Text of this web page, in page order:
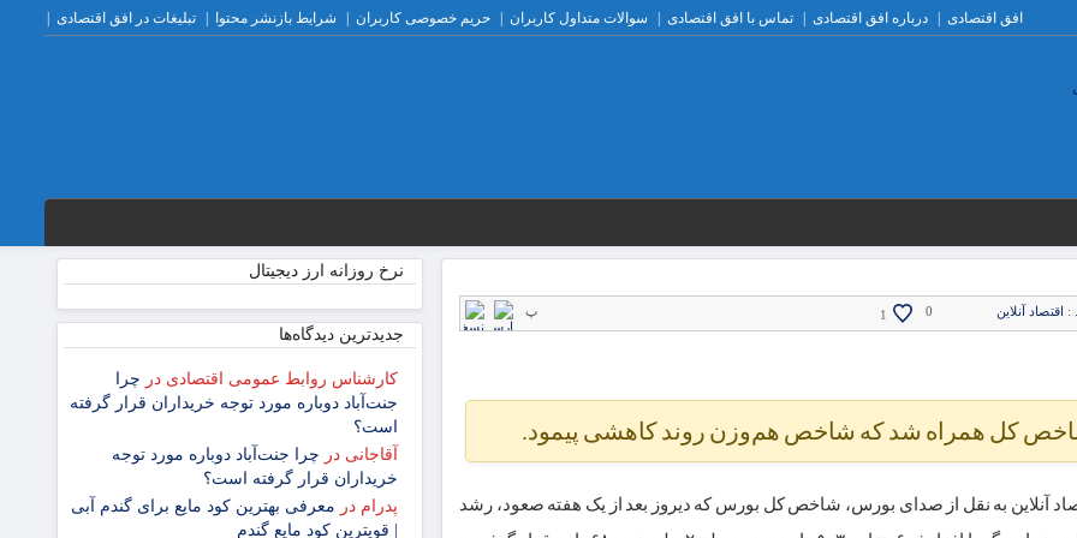
افق اقتصادی درباره افق اقتصادی تماس با افق اقتصادی سوالات متداول کاربران حریم خصوصی کاربران شرایط بازنشر محتوا تبلیغات در افق اقتصادی
: اقتصاد آنلاین 0
1 پ
کل همراه شد که شاخص هم‌وزن روند کاهشی پیمود.
آنلاین به نقل از صدای بورس، شاخص کل بورس که دیروز بعد از یک هفته صعود، رشد
نرخ روزانه ارز دیجیتال
جدیدترین دیدگاه‌‌ها
کارشناس روابط عمومی اقتصادی در چرا
جنت‌آباد دوباره مورد توجه خریداران قرار گرفته
است؟
آقاجانی در چرا جنت‌آباد دوباره مورد توجه
خریداران قرار گرفته است؟
پدرام در معرفی بهترین کود مایع برای گندم آبی
| قویترین کود مایع گندم